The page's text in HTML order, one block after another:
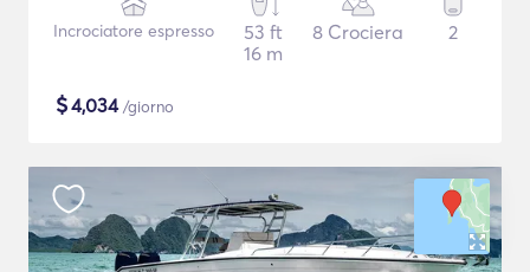
Incrociatore espresso
53 ft
16 m
8 Crociera 2
$4,034/giorno